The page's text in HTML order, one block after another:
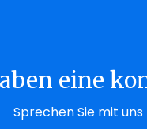
eine
Sprechen Sie mit